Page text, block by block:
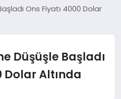
Ons Fiyatı 4000 Dolar
Düşüşle Başladı
Dolar Altında